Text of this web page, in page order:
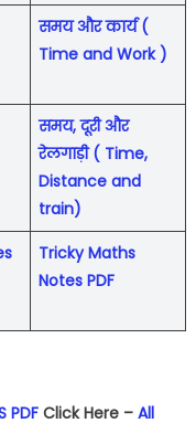
समय और कार्य (
Time and Work )
समय, दूरी और
रेलगाड़ी ( Time,
Distance and
train)
Tricky Maths
Notes PDF
PDF Click Here – All